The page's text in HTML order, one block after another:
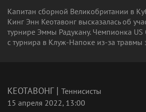
Капитан сборной Великобритании в
Кинг Энн Кеотавонг высказалась об
турнире Эммы Радукану. Чемпионка US
с турнира в Клуж-Напоке из-за травмы
КЕОТАВОНГ| Теннисисты
15 апреля 2022, 13:00